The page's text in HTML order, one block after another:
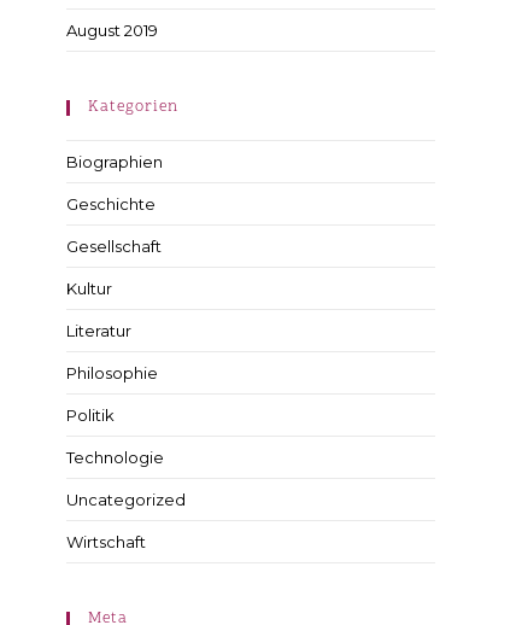
August 2019
Kategorien
Biographien
Geschichte
Gesellschaft
Kultur
Literatur
Philosophie
Politik
Technologie
Uncategorized
Wirtschaft
Meta